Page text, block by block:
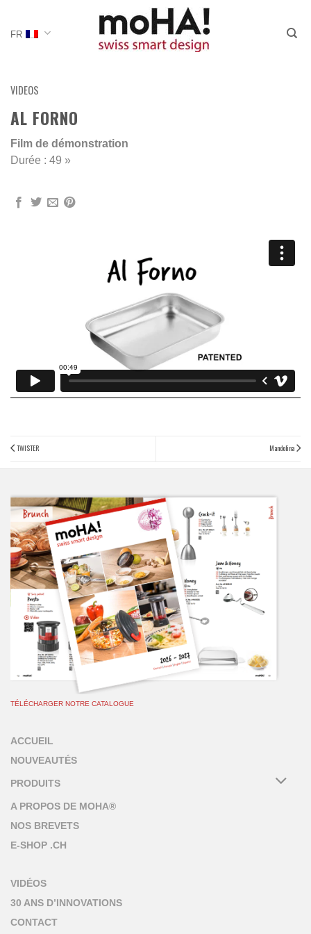
FR
VIDEOS
AL FORNO
Film de démonstration
Durée : 49 »
TWISTER Mandolina
TÉLÉCHARGER NOTRE CATALOGUE
ACCUEIL
NOUVEAUTÉS
PRODUITS
A PROPOS DE MOHA®
NOS BREVETS
E-SHOP .CH
VIDÉOS
30 ANS D’INNOVATIONS
CONTACT